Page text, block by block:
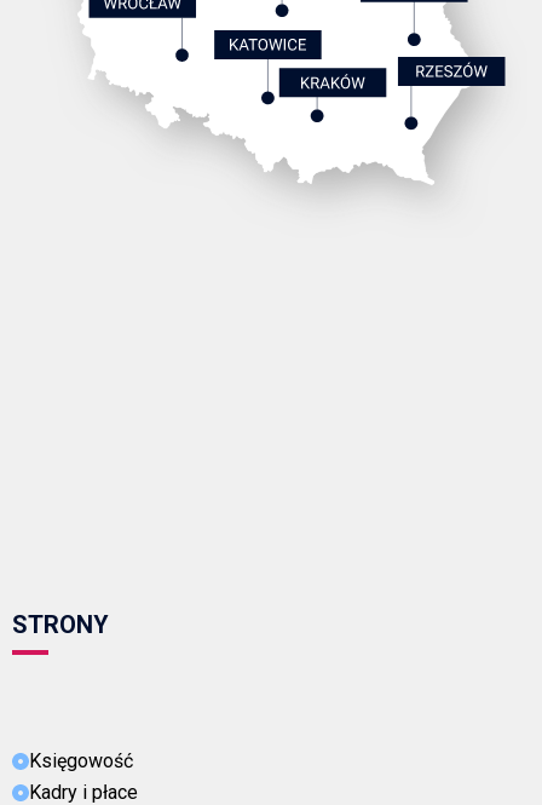
STRONY
Księgowość
Kadry i płace